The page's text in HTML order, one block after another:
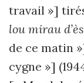
travail »]
lou mirau
de ce matin
cygne »]